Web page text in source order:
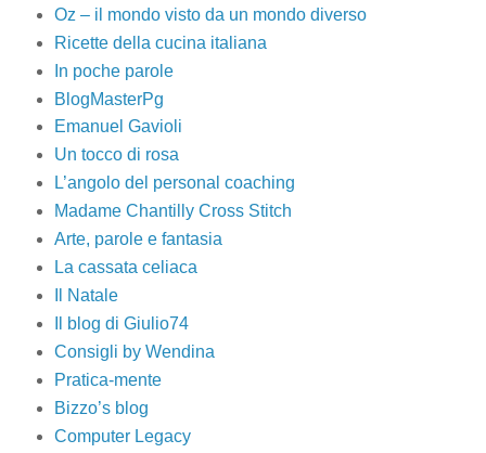
Oz – il mondo visto da un mondo diverso
Ricette della cucina italiana
In poche parole
BlogMasterPg
Emanuel Gavioli
Un tocco di rosa
L’angolo del personal coaching
Madame Chantilly Cross Stitch
Arte, parole e fantasia
La cassata celiaca
Il Natale
Il blog di Giulio74
Consigli by Wendina
Pratica-mente
Bizzo’s blog
Computer Legacy